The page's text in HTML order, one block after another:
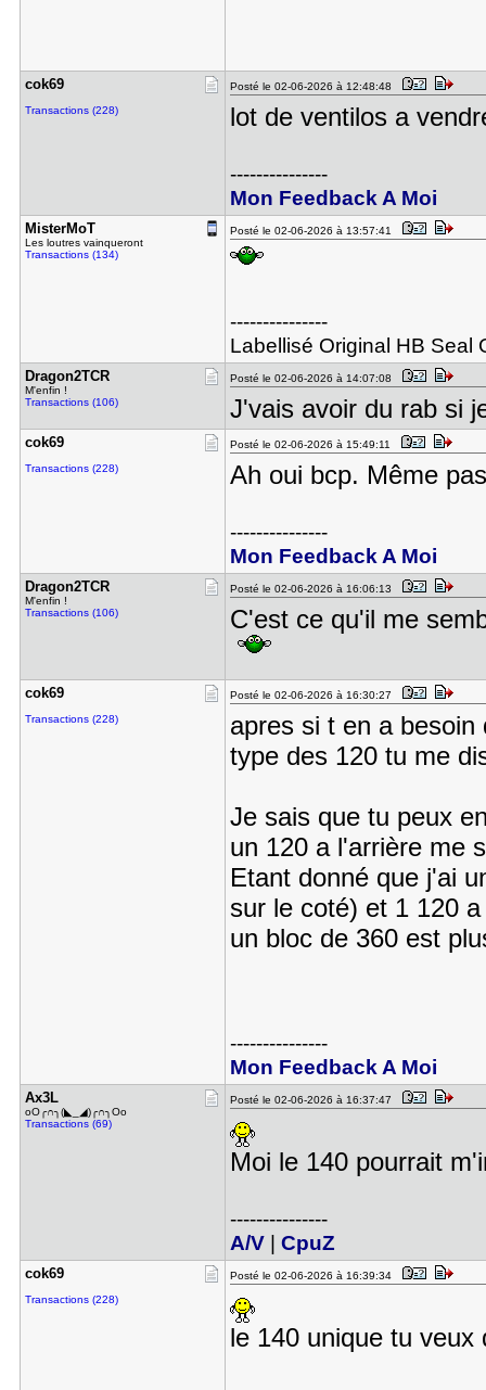
cok69
Transactions (228)
Posté le 02-06-2026 à 12:48:48
lot de ventilos a
---------------
Mon Feedback A Moi
MisterMoT
Les loutres vainqueront
Transactions (134)
Posté le 02-06-2026 à 13:57:41
---------------
Labellisé Original HB Seal
Dragon2TCR
M'enfin !
Transactions (106)
Posté le 02-06-2026 à 14:07:08
J'vais avoir du rab si
cok69
Transactions (228)
Posté le 02-06-2026 à 15:49:11
Ah oui bcp. Même
---------------
Mon Feedback A Moi
Dragon2TCR
M'enfin !
Transactions (106)
Posté le 02-06-2026 à 16:06:13
C'est ce qu'il me
cok69
Transactions (228)
Posté le 02-06-2026 à 16:30:27
apres si t en a besoin
type des 120 tu me
Je sais que tu peux
un 120 a l'arrière me
Etant donné que j'ai
sur le coté) et 1 120
un bloc de 360 est
---------------
Mon Feedback A Moi
Ax3L
oO╭∩╮(◣_◢)╭∩╮Oo
Transactions (69)
Posté le 02-06-2026 à 16:37:47
Moi le 140 pourrait
---------------
A/V| CpuZ
cok69
Transactions (228)
Posté le 02-06-2026 à 16:39:34
le 140 unique tu veux